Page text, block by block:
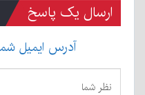
ارسال یک پاسخ
آدرس ایمیل